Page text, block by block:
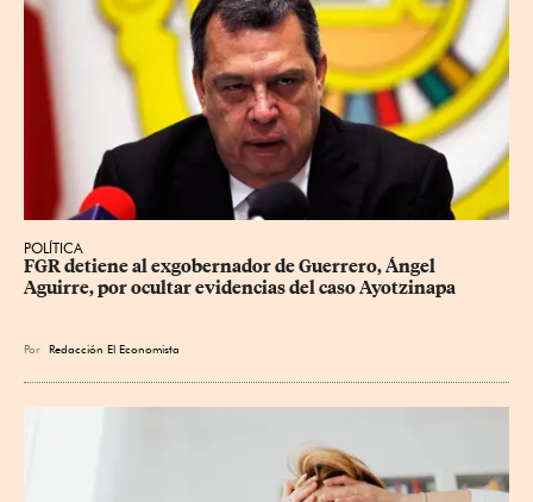
POLÍTICA
FGR detiene al exgobernador de Guerrero, Ángel
Aguirre, por ocultar evidencias del caso Ayotzinapa
Por Redacción El Economista